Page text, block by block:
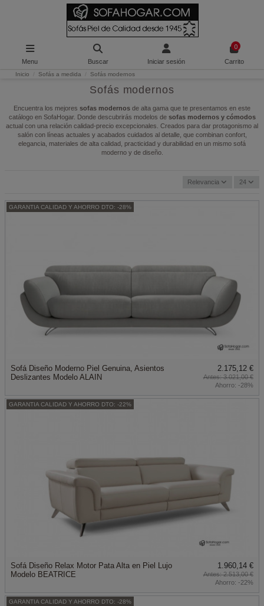
Menu Buscar Iniciar sesión
0
Carrito
Inicio Sofás a medida Sofás modernos
Sofás modernos
Encuentra los mejores sofas modernos de alta gama que te presentamos en este
catálogo en SofaHogar. Donde descubrirás modelos de sofas modernos y cómodos
actual con una relación calidad-precio excepcionales. Creados para dar protagonismo al
salón con líneas actuales y acabados cuidados al detalle, que combinan confort,
elegancia, materiales de alta calidad, practicidad y durabilidad en un mismo sofá
moderno y de diseño.
Relevancia 24
GARANTIA CALIDAD Y AHORRO DTO: -28%
Sofá Diseño Moderno Piel Genuina, Asientos
Deslizantes Modelo ALAIN
2.175,12 €
3.021,00 €
Ahorro: -28%
GARANTIA CALIDAD Y AHORRO DTO: -22%
Sofá Diseño Relax Motor Pata Alta en Piel Lujo
Modelo BEATRICE
1.960,14 €
2.513,00 €
Ahorro: -22%
GARANTIA CALIDAD Y AHORRO DTO: -28%